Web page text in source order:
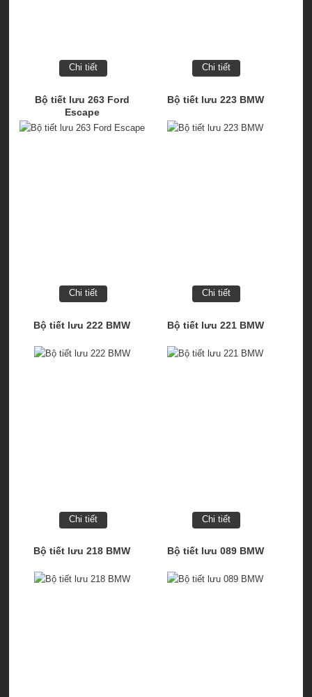
Chi tiết Chi tiết
Bộ tiết lưu 263 Ford
Escape
Chi tiết
Bộ tiết lưu 223 BMW
Chi tiết
Bộ tiết lưu 222 BMW
Chi tiết
Bộ tiết lưu 221 BMW
Chi tiết
Bộ tiết lưu 218 BMW Bộ tiết lưu 089 BMW